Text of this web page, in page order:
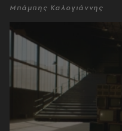
Μπάμπης Καλογιάννης